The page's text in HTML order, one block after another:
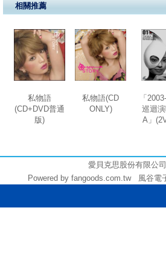
相關推薦
私物語
(CD+DVD普通
版)
私物語(CD
ONLY)
「
巡迴
A」
愛貝克思股份有限
Powered by fangoods.com.tw 風谷電子商